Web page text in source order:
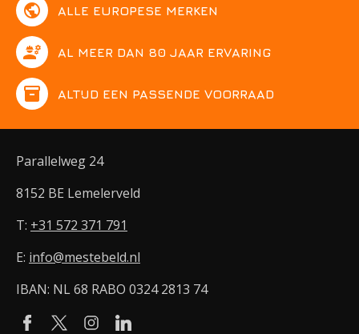
public ALLE EUROPESE MERKEN
engineering AL MEER DAN 80 JAAR ERVARING
inventory ALTIJD EEN PASSENDE VOORRAAD
Parallelweg 24
8152 BE Lemelerveld
T: +31 572 371 791
E: info@mestebeld.nl
IBAN: NL 68 RABO 0324 2813 74